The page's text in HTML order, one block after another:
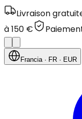
Livraison
à 150 €
Francia· FR · EUR